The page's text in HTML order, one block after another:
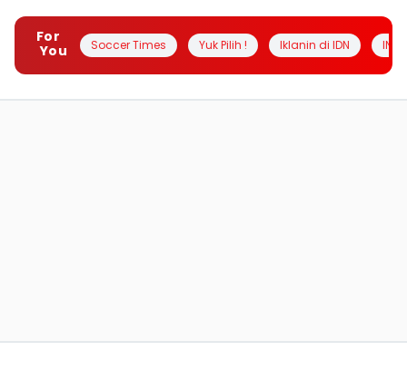
For
You
Soccer Times Yuk Pilih ! Iklanin di IDN